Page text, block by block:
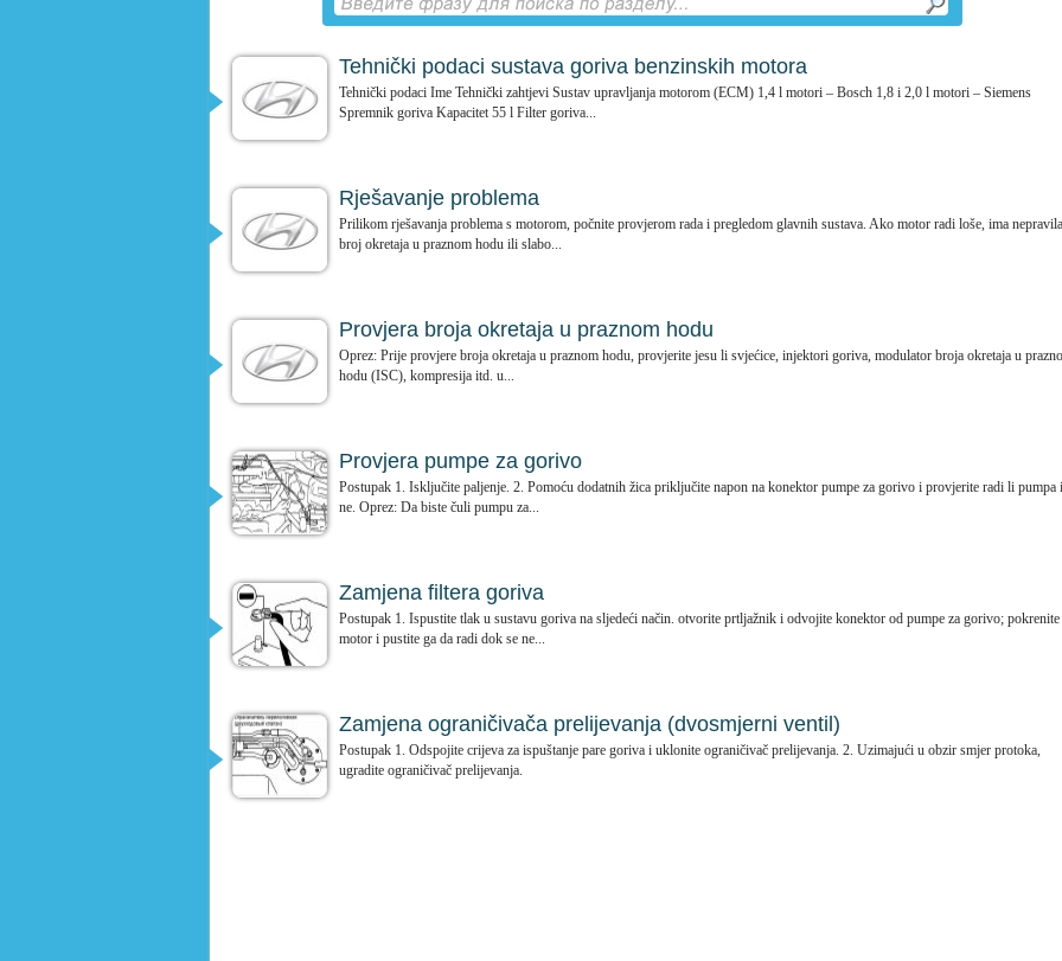
Tehnički podaci sustava goriva benzinskih motora
Tehnički podaci Ime Tehnički zahtjevi Sustav upravljanja motorom (ECM) 1,4 l motori – Bosch 1,8 i 2,0 l motori – Siemens
Spremnik goriva Kapacitet 55 l Filter goriva...
Rješavanje problema
Prilikom rješavanja problema s motorom, počnite provjerom rada i pregledom glavnih sustava. Ako motor radi loše, ima
broj okretaja u praznom hodu ili slabo...
Provjera broja okretaja u praznom hodu
Oprez: Prije provjere broja okretaja u praznom hodu, provjerite jesu li svjećice, injektori goriva, modulator broja okretaja u
hodu (ISC), kompresija itd. u...
Provjera pumpe za gorivo
Postupak 1. Isključite paljenje. 2. Pomoću dodatnih žica priključite napon na konektor pumpe za gorivo i provjerite radi li pumpa
ne. Oprez: Da biste čuli pumpu za...
Zamjena filtera goriva
Postupak 1. Ispustite tlak u sustavu goriva na sljedeći način. otvorite prtljažnik i odvojite konektor od pumpe za gorivo; pokrenite
motor i pustite ga da radi dok se ne...
Zamjena ograničivača prelijevanja (dvosmjerni ventil)
Postupak 1. Odspojite crijeva za ispuštanje pare goriva i uklonite ograničivač prelijevanja. 2. Uzimajući u obzir smjer protoka,
ugradite ograničivač prelijevanja.